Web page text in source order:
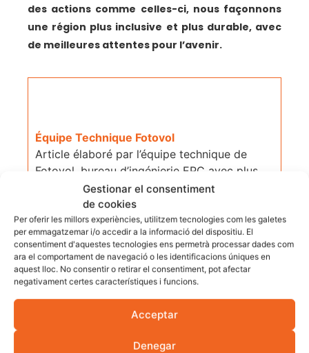
Gestionar el consentiment
de cookies
Per oferir les millors experiències, utilitzem tecnologies com les galetes
per emmagatzemar i/o accedir a la informació del dispositiu. El
consentiment d'aquestes tecnologies ens permetrà processar dades com
ara el comportament de navegació o les identificacions úniques en
aquest lloc. No consentir o retirar el consentiment, pot afectar
negativament certes característiques i funcions.
Acceptar
Denegar
des actions comme celles-ci, nous façonnons
une région plus inclusive et plus durable, avec
de meilleures attentes pour l’avenir.
Équipe Technique Fotovol
Article élaboré par l’équipe technique de
Fotovol, bureau d’ingénierie EPC avec plus
de 25 ans d’expérience et plus de 25 MW de
puissance installée dans des projets
photovoltaïques à Gérone et en Catalogne.
Tous nos contenus sont révisés par des
techniciens installateurs expérimentés sur le
terrain.